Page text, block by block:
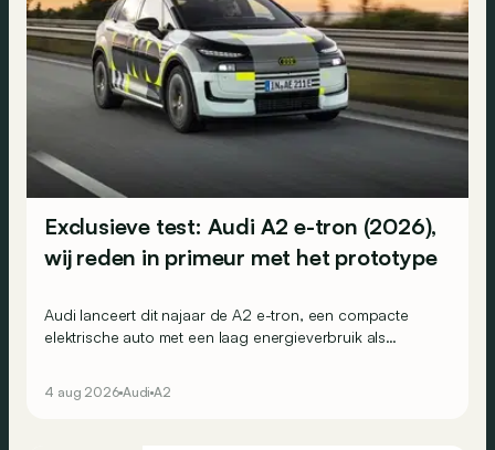
Exclusieve test: Audi A2 e-tron (2026),
wij reden in primeur met het prototype
Audi lanceert dit najaar de A2 e-tron, een compacte
elektrische auto met een laag energieverbruik als
4 aug 2026 Audi A2